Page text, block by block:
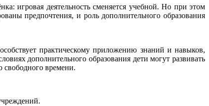
игровая деятельность сменяется учебной. Но при этом
предпочтения, и роль дополнительного образования
практическому приложению знаний и навыков,
дополнительного образования дети могут развивать
свободного времени.